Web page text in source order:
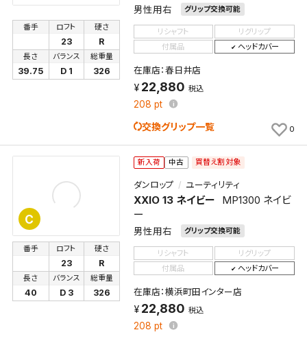
男性用右 グリップ交換可能
番手 ロフト
23
硬さ
R
長さ
39.75
バランス
D 1
総重量
326
リシャフト
リグリップ
付属品
ヘッドカバー
在庫店：春日井店
22,880 税込
208 pt
交換グリップ一覧 0
C
新入荷 中古 買替え割対象
ダンロップ ユーティリティ
XXIO 13 ネイビー
MP1300 ネイビ
ー
男性用右 グリップ交換可能
番手 ロフト
23
硬さ
R
長さ
40
バランス
D 3
総重量
326
リシャフト
リグリップ
付属品
ヘッドカバー
在庫店：横浜町田インター店
22,880 税込
208 pt